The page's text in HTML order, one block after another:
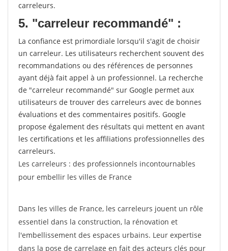
carreleurs.
5. "carreleur recommandé" :
La confiance est primordiale lorsqu'il s'agit de choisir
un carreleur. Les utilisateurs recherchent souvent des
recommandations ou des références de personnes
ayant déjà fait appel à un professionnel. La recherche
de "carreleur recommandé" sur Google permet aux
utilisateurs de trouver des carreleurs avec de bonnes
évaluations et des commentaires positifs. Google
propose également des résultats qui mettent en avant
les certifications et les affiliations professionnelles des
carreleurs.
Les carreleurs : des professionnels incontournables
pour embellir les villes de France
Dans les villes de France, les carreleurs jouent un rôle
essentiel dans la construction, la rénovation et
l'embellissement des espaces urbains. Leur expertise
dans la pose de carrelage en fait des acteurs clés pour